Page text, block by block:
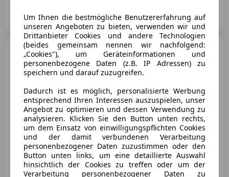
DE-99091 Erfurt
Mercedes-Benz G 450
€ 163 480 1
05/2026 3 003 km Diesel 270 kW (367 PS)
Autohaus Peter GmbH
DE-99734 Nordhausen
Um Ihnen die bestmögliche Benutzererfahrung auf
unseren Angeboten zu bieten, verwenden wir und
Drittanbieter Cookies und andere Technologien
(beides gemeinsam nennen wir nachfolgend:
„Cookies"), um Geräteinformationen und
personenbezogene Daten (z.B. IP Adressen) zu
speichern und darauf zuzugreifen.
Dadurch ist es möglich, personalisierte Werbung
entsprechend Ihren Interessen auszuspielen, unser
Angebot zu optimieren und dessen Verwendung zu
analysieren. Klicken Sie den Button unten rechts,
um dem Einsatz von einwilligungspflichten Cookies
und der damit verbundenen Verarbeitung
personenbezogener Daten zuzustimmen oder den
Button unten links, um eine detaillierte Auswahl
hinsichtlich der Cookies zu treffen oder um der
Verarbeitung personenbezogener Daten zu